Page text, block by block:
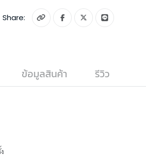
Share:
ข้อมูลสินค้า รีวิว